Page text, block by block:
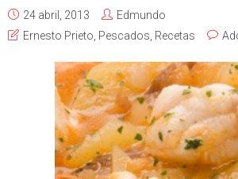
24 abril, 2013
Edmundo
Ernesto Prieto Pescados Recetas